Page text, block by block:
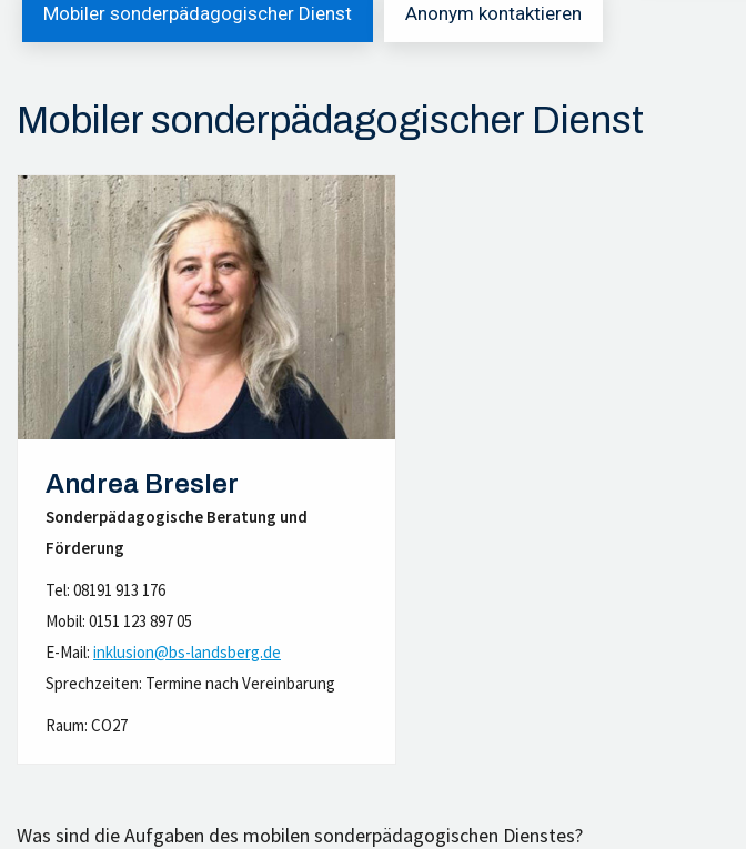
Mobiler sonderpädagogischer Dienst Anonym kontaktieren
Mobiler sonderpädagogischer Dienst
Andrea Bresler
Sonderpädagogische Beratung und
Förderung
Tel: 08191 913 176
Mobil: 0151 123 897 05
E-Mail: inklusion@bs-landsberg.de
Sprechzeiten: Termine nach Vereinbarung
Raum: CO27
Was sind die Aufgaben des mobilen sonderpädagogischen Dienstes?